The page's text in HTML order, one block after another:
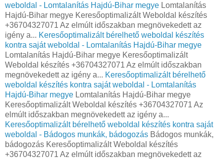
weboldal - Lomtalanítás Hajdú-Bihar megye Lomtalanítás
Hajdú-Bihar megye Keresőoptimalizált Weboldal készítés
+36704327071 Az elmúlt időszakban megnövekedett az
igény a... Keresőoptimalizált bérelhető weboldal készítés
kontra saját weboldal - Lomtalanítás Hajdú-Bihar megye
Lomtalanítás Hajdú-Bihar megye Keresőoptimalizált
Weboldal készítés +36704327071 Az elmúlt időszakban
megnövekedett az igény a... Keresőoptimalizált bérelhető
weboldal készítés kontra saját weboldal - Lomtalanítás
Hajdú-Bihar megye Lomtalanítás Hajdú-Bihar megye
Keresőoptimalizált Weboldal készítés +36704327071 Az
elmúlt időszakban megnövekedett az igény a...
Keresőoptimalizált bérelhető weboldal készítés kontra saját
weboldal - Bádogos munkák, bádogozás Bádogos munkák,
bádogozás Keresőoptimalizált Weboldal készítés
+36704327071 Az elmúlt időszakban megnövekedett az